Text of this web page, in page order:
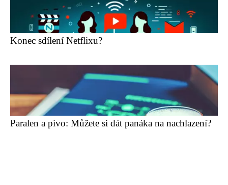
Konec sdílení Netflixu?
Paralen a pivo: Můžete si dát panáka na nachlazení?